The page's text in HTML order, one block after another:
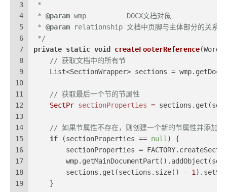
3
4
5
6
7
8
9
10
11
12
13
14
15
16
17
18
19
*
* @param wmp          DOCX文档对象
* @param relationship 文档中页脚与主体部分的关系对
*/
private static void createFooterReference
// 获取文档中的所有节
List<SectionWrapper> sections =
// 获取最后一个节的节属性
SectPr sectionProperties =
// 如果节属性不存在，则创建一个新的节属性并添加到
if (sectionProperties == null ) {
sectionProperties =
        sections.get(sections.size() -
1
    }